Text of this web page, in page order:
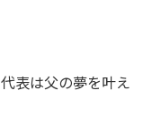
表は父の夢を叶え